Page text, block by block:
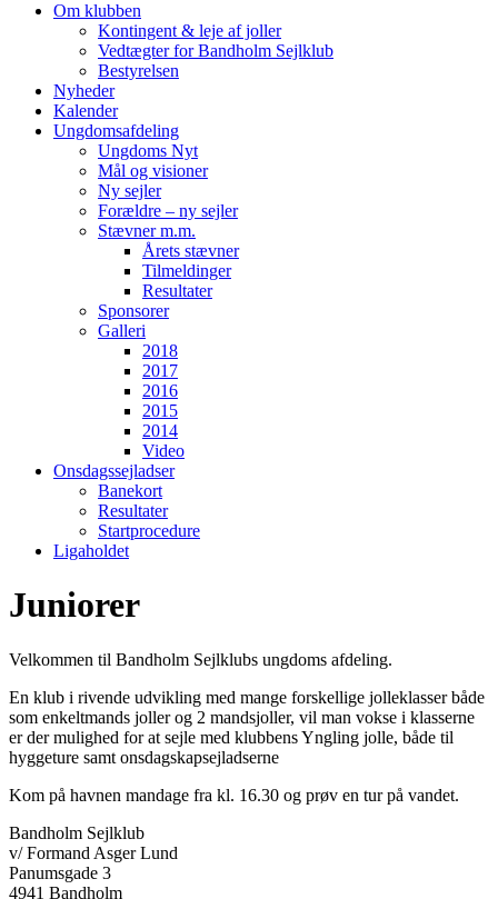
Om klubben
Kontingent & leje af joller
Vedtægter for Bandholm Sejlklub
Bestyrelsen
Nyheder
Kalender
Ungdomsafdeling
Ungdoms Nyt
Mål og visioner
Ny sejler
Forældre – ny sejler
Stævner m.m.
Årets stævner
Tilmeldinger
Resultater
Sponsorer
Galleri
2018
2017
2016
2015
2014
Video
Onsdagssejladser
Banekort
Resultater
Startprocedure
Ligaholdet
Juniorer
Velkommen til Bandholm Sejlklubs ungdoms afdeling.
En klub i rivende udvikling med mange forskellige jolleklasser både
som enkeltmands joller og 2 mandsjoller, vil man vokse i klasserne
er der mulighed for at sejle med klubbens Yngling jolle, både til
hyggeture samt onsdagskapsejladserne
Kom på havnen mandage fra kl. 16.30 og prøv en tur på vandet.
Bandholm Sejlklub
v/ Formand Asger Lund
Panumsgade 3
4941 Bandholm